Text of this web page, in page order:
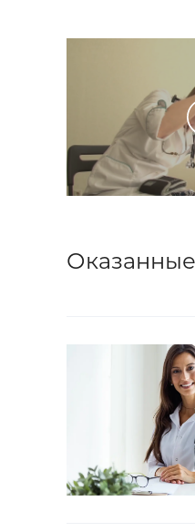
Оказанные